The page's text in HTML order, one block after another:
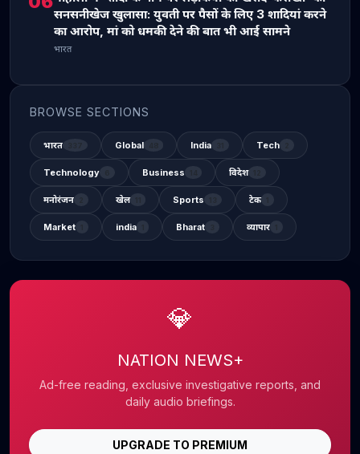
सनसनीखेज खुलासा: युवती पर पैसों के लिए 3 शादियां करने
का आरोप, मां को धमकी देने की बात भी आई सामने
भारत
BROWSE SECTIONS
भारत Global India Tech
Technology Business विदेश
मनोरंजन खेल Sports टेक
Market india Bharat व्यापार
💎
NATION NEWS+
Ad-free reading, exclusive investigative reports, and
daily audio briefings.
UPGRADE TO PREMIUM